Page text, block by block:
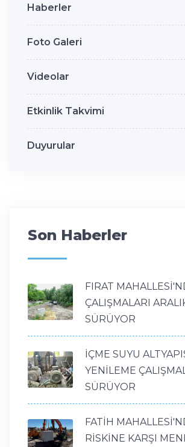
Haberler
Foto Galeri
Videolar
Etkinlik Takvimi
Duyurular
Son Haberler
FIRAT
ÇALIŞMALARI
SÜRÜYOR
İÇME SUYU
YENİLEME
SÜRÜYOR
FATİH
RİSKİNE KARŞI